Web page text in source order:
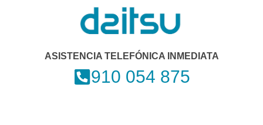
ASISTENCIA TELEFÓNICA INMEDIATA
910 054 875